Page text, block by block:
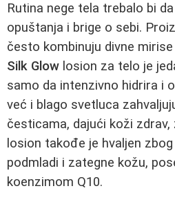
Rutina nege tela trebalo bi
opuštanja i brige o sebi.
često kombinuju divne
Silk Glow losion za telo je
samo da intenzivno hidrira i
već i blago svetluca
česticama, dajući koži zdrav,
losion takođe je hvaljen
podmladi i zategne kožu,
koenzimom Q10.